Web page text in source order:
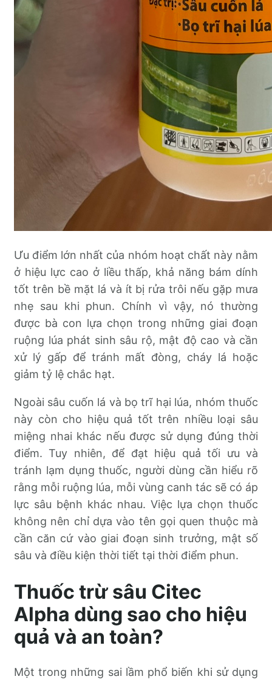
Ưu điểm lớn nhất của nhóm hoạt chất này nằm
ở hiệu lực cao ở liều thấp, khả năng bám dính
tốt trên bề mặt lá và ít bị rửa trôi nếu gặp mưa
nhẹ sau khi phun. Chính vì vậy, nó thường
được bà con lựa chọn trong những giai đoạn
ruộng lúa phát sinh sâu rộ, mật độ cao và cần
xử lý gấp để tránh mất đòng, cháy lá hoặc
giảm tỷ lệ chắc hạt.
Ngoài sâu cuốn lá và bọ trĩ hại lúa, nhóm thuốc
này còn cho hiệu quả tốt trên nhiều loại sâu
miệng nhai khác nếu được sử dụng đúng thời
điểm. Tuy nhiên, để đạt hiệu quả tối ưu và
tránh lạm dụng thuốc, người dùng cần hiểu rõ
rằng mỗi ruộng lúa, mỗi vùng canh tác sẽ có áp
lực sâu bệnh khác nhau. Việc lựa chọn thuốc
không nên chỉ dựa vào tên gọi quen thuộc mà
cần căn cứ vào giai đoạn sinh trưởng, mật số
sâu và điều kiện thời tiết tại thời điểm phun.
Thuốc trừ sâu Citec
Alpha dùng sao cho hiệu
quả và an toàn?
Một trong những sai lầm phổ biến khi sử dụng